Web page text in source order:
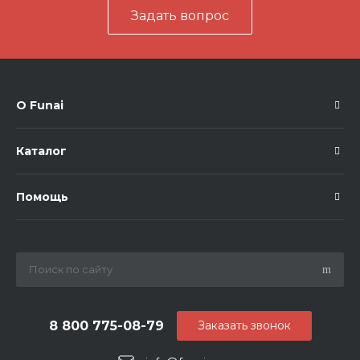
Задать вопрос
О Funai
Каталог
Помощь
8 800 775-08-79 Заказать звонок